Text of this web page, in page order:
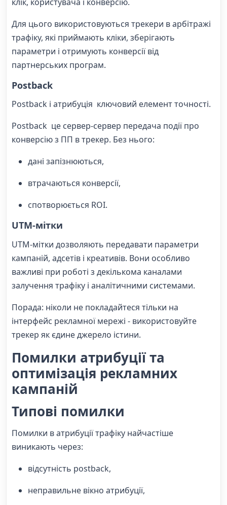
Для цього використовуються трекери в арбітражі
трафіку, які приймають кліки, зберігають
параметри і отримують конверсії від
партнерських програм.
Postback
Postback і атрибуція ключовий елемент точності.
Postback це сервер-сервер передача події про
конверсію з ПП в трекер. Без нього:
дані запізнюються,
втрачаються конверсії,
спотворюється ROI.
UTM-мітки
UTM-мітки дозволяють передавати параметри
кампаній, адсетів і креативів. Вони особливо
важливі при роботі з декількома каналами
залучення трафіку і аналітичними системами.
Порада: ніколи не покладайтеся тільки на
інтерфейс рекламної мережі - використовуйте
трекер як єдине джерело істини.
Помилки атрибуції та
оптимізація рекламних
кампаній
Типові помилки
Помилки в атрибуції трафіку найчастіше
виникають через:
відсутність postback,
неправильне вікно атрибуції,